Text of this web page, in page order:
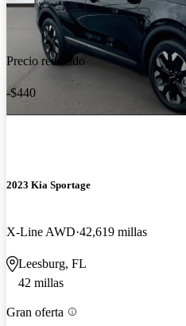
Precio reducido
-$440
2023 Kia Sportage
X-Line AWD 42,619 millas
Leesburg, FL
42 millas
Gran oferta